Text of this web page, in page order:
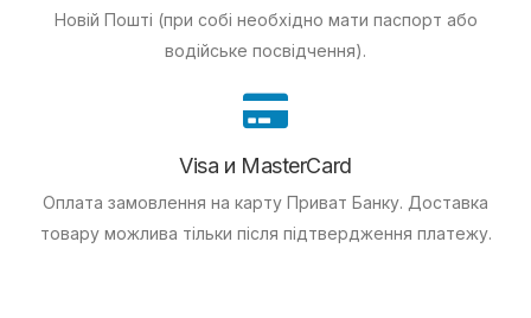
Новій Пошті (при собі необхідно мати паспорт або
водійське посвідчення).
Visa и MasterCard
Оплата замовлення на карту Приват Банку. Доставка
товару можлива тільки після підтвердження платежу.